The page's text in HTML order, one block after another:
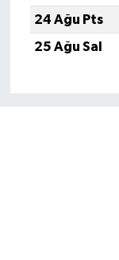
24 Ağu Pts
25 Ağu Sal